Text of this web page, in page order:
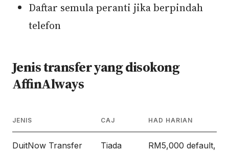
Daftar semula peranti jika berpindah
telefon
Jenis transfer yang disokong
AffinAlways
JENIS CAJ HAD HARIAN
DuitNow Transfer
Tiada
RM5,000 default,